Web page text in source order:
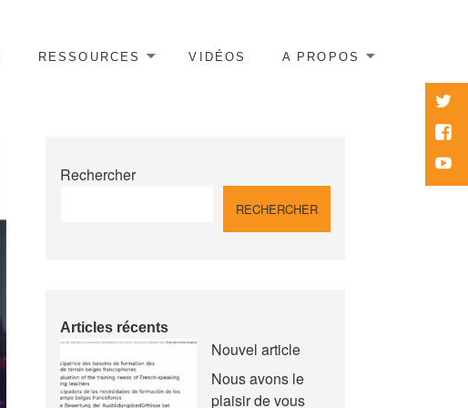
RESSOURCES VIDÉOS A PROPOS
Rechercher
RECHERCHER
Articles récents
Nouvel article
Nous avons le
plaisir de vous